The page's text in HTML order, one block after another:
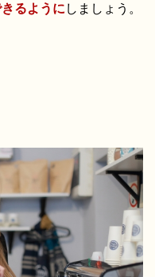
るように しましょう。